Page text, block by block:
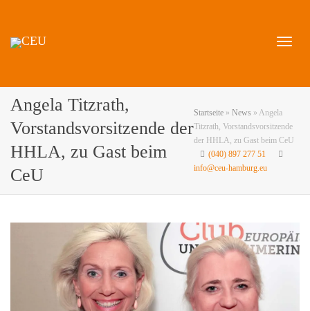
Angela Titzrath,
Vorstandsvorsitzende der
HHLA, zu Gast beim
CeU
Startseite » News » Angela
Titzrath, Vorstandsvorsitzende
der HHLA, zu Gast beim CeU
(040) 897 277 51
info@ceu-hamburg.eu